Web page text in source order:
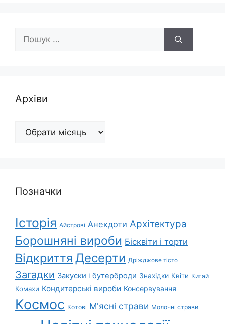
Пошук:
Архіви
Архіви
Позначки
Історія Айстрові Анекдоти Архітектура
Борошняні вироби Бісквіти і торти
Відкриття Десерти Дріжджове тісто
Загадки Закуски і бутерброди Знахідки Квіти Китай
Комахи Кондитерські вироби Консервування
Космос Котові М'ясні страви Молочні страви